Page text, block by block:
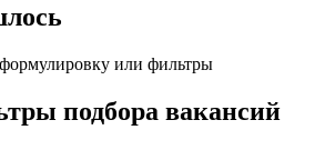
или фильтры
подбора вакансий